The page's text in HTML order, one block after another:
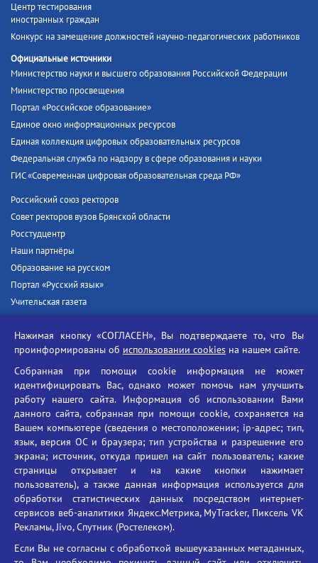
Центр тестирования
иностранных граждан
Конкурс на замещение должностей научно-педагогических работников
Официальные источники
Министерство науки и высшего образования Российской Федерации
Министерство просвещения
Портал «Российское образование»
Единое окно информационных ресурсов
Единая коллекция цифровых образовательных ресурсов
Федеральная служба по надзору в сфере образования и науки
ГИС «Современная цифровая образовательная среда РФ»
Российский союз ректоров
Совет ректоров вузов Брянской области
Росстудцентр
Наши партнёры
Образование на русском
Портал «Русский язык»
Учительская газета
Единый портал государственных услуг
Противодействие угрозам информационной безопасности
Социальные ролики - Генеральная прокуратура РФ
Противодействие коррупции
БГУ против наркотиков
Брянский государственный университет
имени академика И.Г. Петровского
Время работы: пн-пт 09:00-18:00
E-mail: bryanskgu@mail.ru
Телефон: +7(4832)58-90-85
Нажимая кнопку «СОГЛАСЕН», Вы подтверждаете то, что Вы
проинформированы об использовании cookies на нашем сайте.
Собранная при помощи cookie информация не может
идентифицировать Вас, однако может помочь нам улучшить
работу нашего сайта. Информация об использовании Вами
данного сайта, собранная при помощи cookie, сохраняется на
Вашем компьютере (сведения о местоположении; ip-адрес; тип,
язык, версия ОС и браузера; тип устройства и разрешение его
экрана; источник, откуда пришел на сайт пользователь; какие
страницы открывает и на какие кнопки нажимает
пользователь), а также данная информация используется для
обработки статистических данных посредством интернет-
сервисов веб-аналитики Яндекс.Метрика, MyTracker, Пиксель VK
Рекламы, Jivo, Спутник (Ростелеком).
Если Вы не согласны с обработкой вышеуказанных метаданных,